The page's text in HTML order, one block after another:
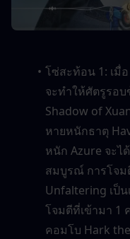
โซ่สะท้อน 1: เมื่
จะทำให้ศัตรูรอ
Shadow of
หายหนักธาตุ
หนัก Azure จะไ
สมบูรณ์ การโจ
Unfaltering เป็น
โจมตีที่เข้ามา 1
คอมโบ Hark